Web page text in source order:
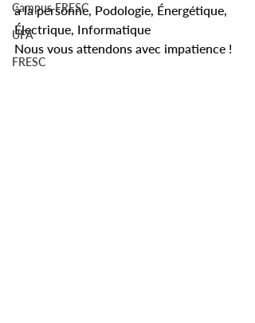
Campus FRESC
UFA
FRESC
à la personne, Podologie, Énergétique,
Électrique, Informatique
Nous vous attendons avec impatience !